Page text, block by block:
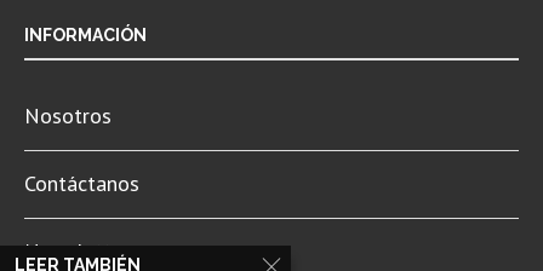
INFORMACIÓN
Nosotros
Contáctanos
Newsletter
LEER TAMBIÉN